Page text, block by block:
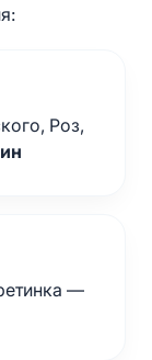
Роз,
—